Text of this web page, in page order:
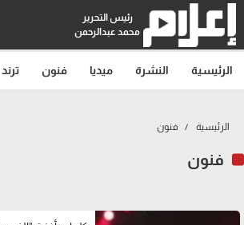
رئيس التحرير
محمد عبدالرحمن
الرئيسية النشرة ميديا فنون ترند
الرئيسية فنون
فنون